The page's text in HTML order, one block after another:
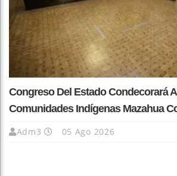
Congreso Del Estado Condecorará
Comunidades Indígenas Mazahua
Adm3 05 Ago 2026